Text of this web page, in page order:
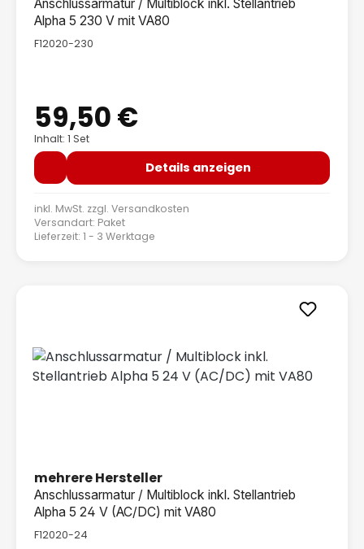
Anschlussarmatur / Multiblock inkl. Stellantrieb
Alpha 5 230 V mit VA80
F12020-230
Regulärer Preis:
59,50 €
Inhalt: 1 Set
Details anzeigen
inkl. MwSt. zzgl. Versandkosten
Versandart: Paket
Lieferzeit: 1 - 3 Werktage
mehrere Hersteller
Anschlussarmatur / Multiblock inkl. Stellantrieb
Alpha 5 24 V (AC/DC) mit VA80
F12020-24